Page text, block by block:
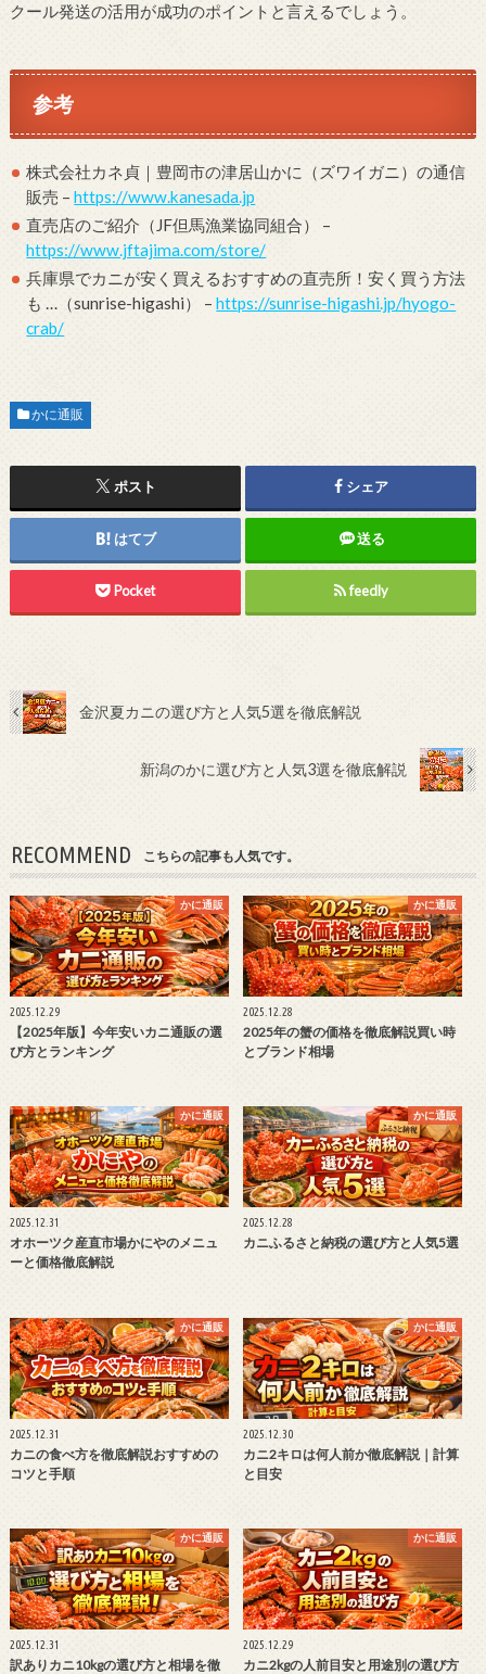
クール発送の活用が成功のポイントと言えるでしょう。
参考
株式会社カネ貞｜豊岡市の津居山かに（ズワイガニ）の通信
販売 –https://www.kanesada.jp
直売店のご紹介（JF但馬漁業協同組合） –
https://www.jftajima.com/store/
兵庫県でカニが安く買えるおすすめの直売所！安く買う方法
も …（sunrise-higashi） –https://sunrise-higashi.jp/hyogo-
crab/
かに通販
ポスト シェア
はてブ 送る
Pocket feedly
金沢夏カニの選び方と人気5選を徹底解説
新潟のかに選び方と人気3選を徹底解説
RECOMMEND こちらの記事も人気です。
かに通販
2025.12.29
【2025年版】今年安いカニ通販の選
び方とランキング
かに通販
2025.12.28
2025年の蟹の価格を徹底解説買い時
とブランド相場
かに通販
2025.12.31
オホーツク産直市場かにやのメニュ
ーと価格徹底解説
かに通販
2025.12.28
カニふるさと納税の選び方と人気5選
かに通販
2025.12.31
カニの食べ方を徹底解説おすすめの
コツと手順
かに通販
2025.12.30
カニ2キロは何人前か徹底解説｜計算
と目安
かに通販
2025.12.31
訳ありカニ10kgの選び方と相場を徹
かに通販
2025.12.29
カニ2kgの人前目安と用途別の選び方